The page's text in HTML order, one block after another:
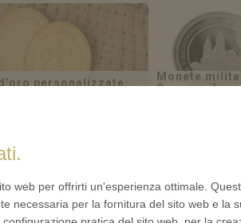
personalizzate:
Monete
Onorare il
battesimo e
Monete
tua foto: Un
web per offrirti un'esperienza ottimale.
necessaria per la fornitura del sito web e la